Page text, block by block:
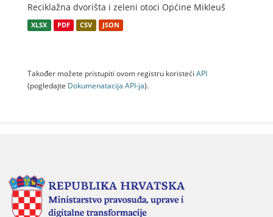
Reciklažna dvorišta i zeleni otoci Općine Mikleuš
XLSX PDF CSV JSON
Također možete pristupiti ovom registru koristeći API
(pogledajte Dokumenаtаcijа API-jа).